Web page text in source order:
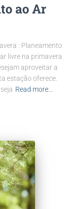
ao Ar
: Planeamento
livre na primavera
aproveitar a
estação oferece.
Read more…